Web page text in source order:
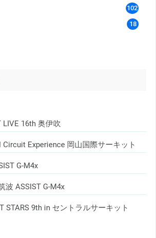
102
18
LIVE 16th 奥伊吹
Circuit Experience 岡山国際サーキット
G-M4x
波 ASSIST G-M4x
STARS 9th in セントラルサーキット